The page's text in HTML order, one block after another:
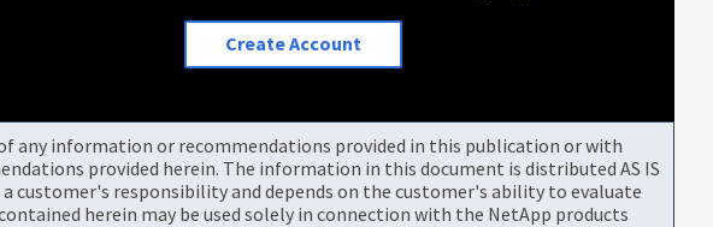
Create Account
any information or recommendations provided in this publication or with
provided herein. The information in this document is distributed AS IS
responsibility and depends on the customer's ability to evaluate
herein may be used solely in connection with the NetApp products